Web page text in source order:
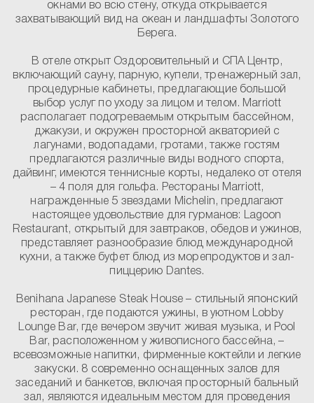
окнами во всю стену, откуда открывается
захватывающий вид на океан и ландшафты Золотого
Берега.
В отеле открыт Оздоровительный и СПА Центр,
включающий сауну, парную, купели, тренажерный зал,
процедурные кабинеты, предлагающие большой
выбор услуг по уходу за лицом и телом. Marriott
располагает подогреваемым открытым бассейном,
джакузи, и окружен просторной акваторией с
лагунами, водопадами, гротами, также гостям
предлагаются различные виды водного спорта,
дайвинг, имеются теннисные корты, недалеко от отеля
– 4 поля для гольфа. Рестораны Marriott,
награжденные 5 звездами Michelin, предлагают
настоящее удовольствие для гурманов: Lagoon
Restaurant, открытый для завтраков, обедов и ужинов,
представляет разнообразие блюд международной
кухни, а также буфет блюд из морепродуктов и зал-
пиццерию Dantes.
Benihana Japanese Steak House – стильный японский
ресторан, где подаются ужины, в уютном Lobby
Lounge Bar, где вечером звучит живая музыка, и Pool
Bar, расположенном у живописного бассейна, –
всевозможные напитки, фирменные коктейли и легкие
закуски. 8 современно оснащенных залов для
заседаний и банкетов, включая просторный бальный
зал, являются идеальным местом для проведения